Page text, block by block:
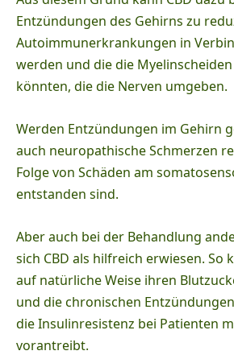
Entzündungen des Gehirns zu
Autoimmunerkrankungen in
werden und die die
könnten, die die Nerven umgeben.
Werden Entzündungen im Gehirn
auch neuropathische Schmerzen
Folge von Schäden am
entstanden sind.
Aber auch bei der Behandlung
sich CBD als hilfreich erwiesen. So
auf natürliche Weise ihren
und die chronischen
die Insulinresistenz bei Patienten
vorantreibt.